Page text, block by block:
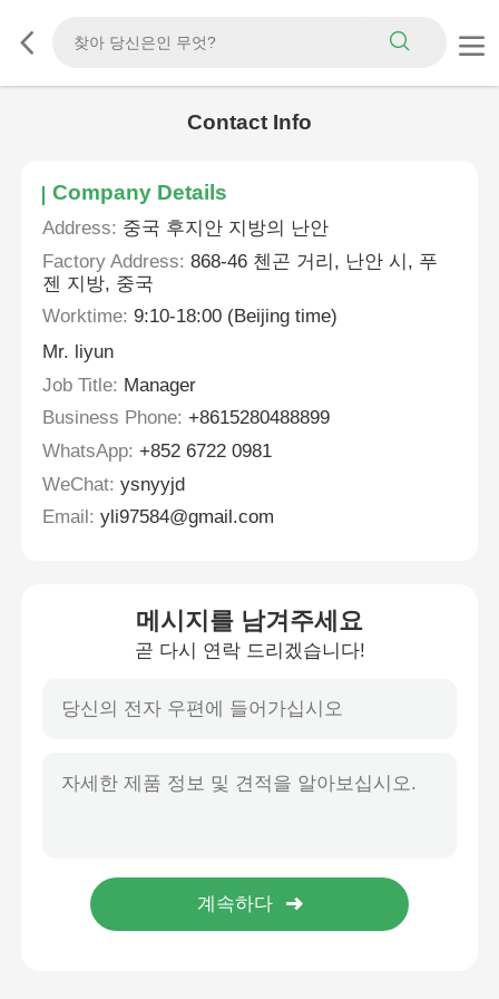
Contact Info
Company Details
Address: 중국 후지안 지방의 난안
Factory Address: 868-46 첸곤 거리, 난안 시, 푸
젠 지방, 중국
Worktime: 9:10-18:00 (Beijing time)
Mr. liyun
Job Title: Manager
Business Phone: +8615280488899
WhatsApp: ‪+852 6722 0981‬
WeChat: ysnyyjd
Email: yli97584@gmail.com
메시지를 남겨주세요
곧 다시 연락 드리겠습니다!